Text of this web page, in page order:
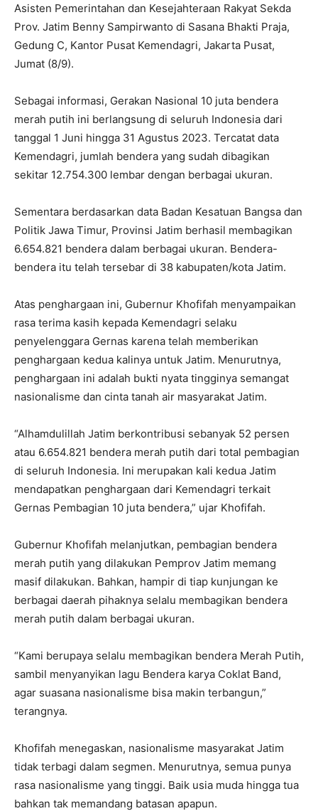
Asisten Pemerintahan dan Kesejahteraan Rakyat Sekda
Prov. Jatim Benny Sampirwanto di Sasana Bhakti Praja,
Gedung C, Kantor Pusat Kemendagri, Jakarta Pusat,
Jumat (8/9).
Sebagai informasi, Gerakan Nasional 10 juta bendera
merah putih ini berlangsung di seluruh Indonesia dari
tanggal 1 Juni hingga 31 Agustus 2023. Tercatat data
Kemendagri, jumlah bendera yang sudah dibagikan
sekitar 12.754.300 lembar dengan berbagai ukuran.
Sementara berdasarkan data Badan Kesatuan Bangsa dan
Politik Jawa Timur, Provinsi Jatim berhasil membagikan
6.654.821 bendera dalam berbagai ukuran. Bendera-
bendera itu telah tersebar di 38 kabupaten/kota Jatim.
Atas penghargaan ini, Gubernur Khofifah menyampaikan
rasa terima kasih kepada Kemendagri selaku
penyelenggara Gernas karena telah memberikan
penghargaan kedua kalinya untuk Jatim. Menurutnya,
penghargaan ini adalah bukti nyata tingginya semangat
nasionalisme dan cinta tanah air masyarakat Jatim.
“Alhamdulillah Jatim berkontribusi sebanyak 52 persen
atau 6.654.821 bendera merah putih dari total pembagian
di seluruh Indonesia. Ini merupakan kali kedua Jatim
mendapatkan penghargaan dari Kemendagri terkait
Gernas Pembagian 10 juta bendera,” ujar Khofifah.
Gubernur Khofifah melanjutkan, pembagian bendera
merah putih yang dilakukan Pemprov Jatim memang
masif dilakukan. Bahkan, hampir di tiap kunjungan ke
berbagai daerah pihaknya selalu membagikan bendera
merah putih dalam berbagai ukuran.
“Kami berupaya selalu membagikan bendera Merah Putih,
sambil menyanyikan lagu Bendera karya Coklat Band,
agar suasana nasionalisme bisa makin terbangun,”
terangnya.
Khofifah menegaskan, nasionalisme masyarakat Jatim
tidak terbagi dalam segmen. Menurutnya, semua punya
rasa nasionalisme yang tinggi. Baik usia muda hingga tua
bahkan tak memandang batasan apapun.